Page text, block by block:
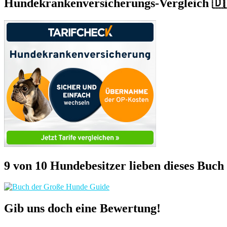
Hundekrankenversicherungs-Vergleich
9 von 10 Hundebesitzer lieben dieses Buch
Gib uns doch eine Bewertung!